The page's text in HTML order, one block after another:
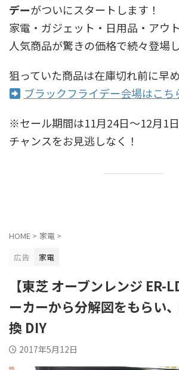
デーがついにスタートします！
家電・ガジェット・日用品・アウ
人気商品が驚きの価格で続々登場し
狙っていた商品は在庫切れ前に早
ブラックフライデー会場はこち
※セール期間は11月24日〜12月1
チャンスをお見逃しなく！
HOME > 家電 >
広告
家電
【東芝 オーブンレンジ ER-
ーカーから分解図をもらい
換 DIY
2017年5月12日